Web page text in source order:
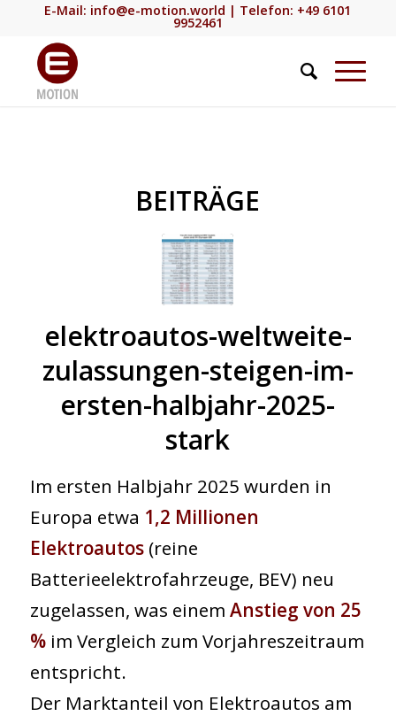
E-Mail: info@e-motion.world | Telefon: +49 6101
9952461
BEITRÄGE
elektroautos-weltweite-
zulassungen-steigen-im-
ersten-halbjahr-2025-
stark
Im ersten Halbjahr 2025 wurden in
Europa etwa 1,2 Millionen
Elektroautos(reine
Batterieelektrofahrzeuge, BEV) neu
zugelassen, was einem Anstieg von 25
%im Vergleich zum Vorjahreszeitraum
entspricht.
Der Marktanteil von Elektroautos am